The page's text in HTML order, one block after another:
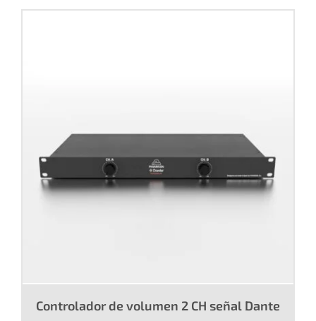
Controlador de volumen 2 CH señal Dante